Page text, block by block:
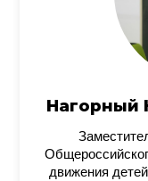
Нагорный
движения